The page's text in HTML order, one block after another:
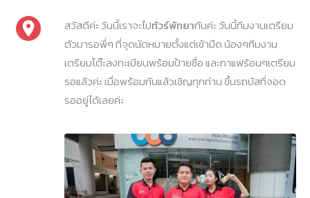
สวัสดีค่ะ วันนี้เราจะไปทัวร์พัทยากันค่ะ วันนี้ทีมงานเตรียม
ตัวมารอพี่ๆ ที่จุดนัดหมายตั้งแต่เช้ามืด น้องๆทีมงาน
เตรียมโต๊ะลงทะเบียนพร้อมป้ายชื่อ และกาแฟร้อนๆเตรียม
รอแล้วค่ะ เมื่อพร้อมกันแล้วเชิญทุกท่าน ขึ้นรถบัสที่จอด
รออยู่ได้เลยค่ะ